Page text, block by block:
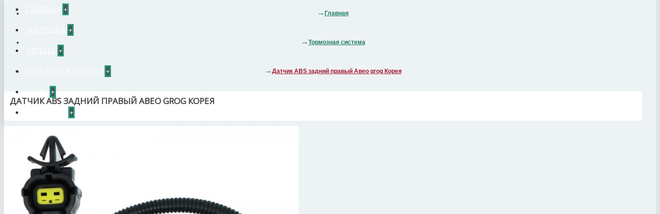
+
+
+
+
+
+
Главная
Тормозная система
Датчик АBS задний правый Авео grog Корея
ДАТЧИК АBS ЗАДНИЙ ПРАВЫЙ АВЕО GROG КОРЕЯ